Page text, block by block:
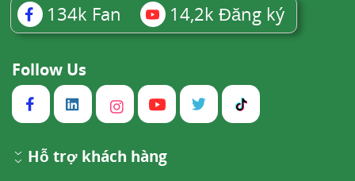
134k Fan 14,2k Đăng ký
Follow Us
Hỗ trợ khách hàng